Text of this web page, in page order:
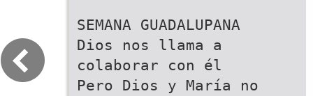
SEMANA GUADALUPANA
Dios nos llama a
colaborar con él
Pero Dios y María no